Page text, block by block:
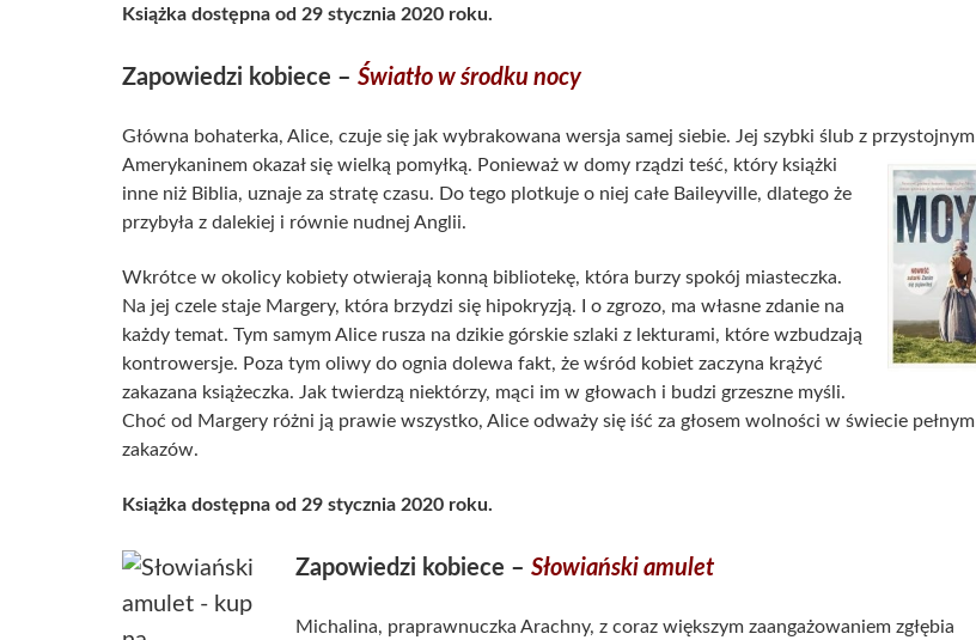
Książka dostępna od 29 stycznia 2020 roku.
Zapowiedzi kobiece – Światło w środku nocy
Główna bohaterka, Alice, czuje się jak wybrakowana wersja samej siebie. Jej szybki ślub z przystojnym
Amerykaninem okazał się wielką pomyłką. Ponieważ w domy rządzi teść, który książki
inne niż Biblia, uznaje za stratę czasu. Do tego plotkuje o niej całe Baileyville, dlatego że
przybyła z dalekiej i równie nudnej Anglii.
Wkrótce w okolicy kobiety otwierają konną bibliotekę, która burzy spokój miasteczka.
Na jej czele staje Margery, która brzydzi się hipokryzją. I o zgrozo, ma własne zdanie na
każdy temat. Tym samym Alice rusza na dzikie górskie szlaki z lekturami, które wzbudzają
kontrowersje. Poza tym oliwy do ognia dolewa fakt, że wśród kobiet zaczyna krążyć
zakazana książeczka. Jak twierdzą niektórzy, mąci im w głowach i budzi grzeszne myśli.
Choć od Margery różni ją prawie wszystko, Alice odważy się iść za głosem wolności w świecie pełnym
zakazów.
Książka dostępna od 29 stycznia 2020 roku.
Zapowiedzi kobiece – Słowiański amulet
Michalina, praprawnuczka Arachny, z coraz większym zaangażowaniem zgłębia